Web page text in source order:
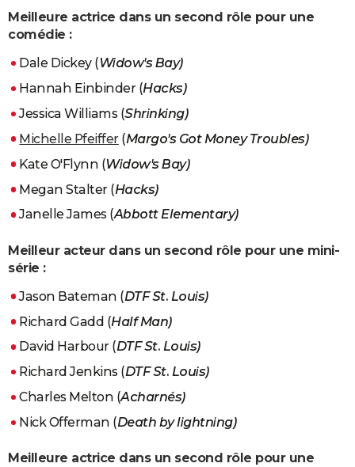
Meilleure actrice dans un second rôle pour une
comédie :
Dale Dickey (Widow's Bay)
Hannah Einbinder (Hacks)
Jessica Williams (Shrinking)
Michelle Pfeiffer(Margo's Got Money Troubles)
Kate O'Flynn (Widow's Bay)
Megan Stalter (Hacks)
Janelle James (Abbott Elementary)
Meilleur acteur dans un second rôle pour une mini-
série :
Jason Bateman (DTF St. Louis)
Richard Gadd (Half Man)
David Harbour (DTF St. Louis)
Richard Jenkins (DTF St. Louis)
Charles Melton (Acharnés)
Nick Offerman (Death by lightning)
Meilleure actrice dans un second rôle pour une